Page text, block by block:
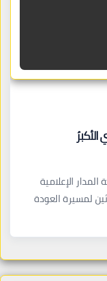
الإعلامية
لمسيرة العودة